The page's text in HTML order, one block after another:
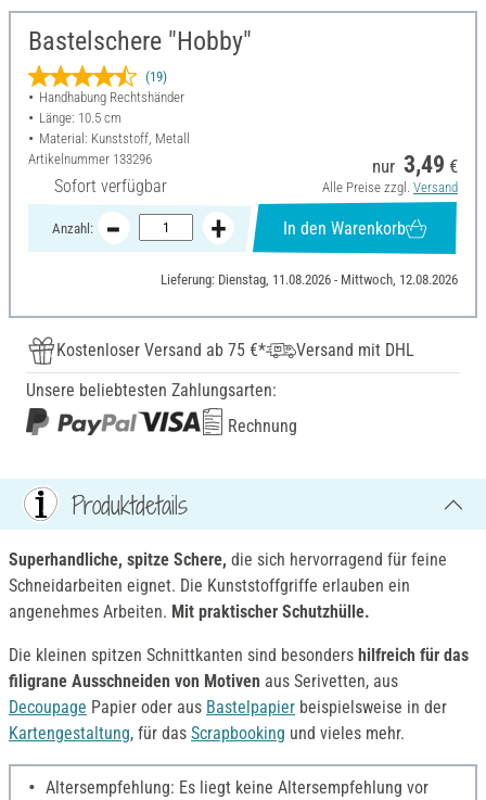
Bastelschere "Hobby"
(19)
Handhabung Rechtshänder
Länge: 10.5 cm
Material: Kunststoff, Metall
Artikelnummer 133296
Sofort verfügbar
nur 3,49 €
Alle Preise zzgl. Versand
Anzahl: In den Warenkorb
Lieferung: Dienstag, 11.08.2026 - Mittwoch, 12.08.2026
Kostenloser Versand ab 75 €*
Versand mit DHL
Unsere beliebtesten Zahlungsarten:
Rechnung
Produktdetails
Superhandliche, spitze Schere, die sich hervorragend für feine
Schneidarbeiten eignet. Die Kunststoffgriffe erlauben ein
angenehmes Arbeiten. Mit praktischer Schutzhülle.
Die kleinen spitzen Schnittkanten sind besonders hilfreich für das
filigrane Ausschneiden von Motiven aus Serivetten, aus
Decoupage Papier oder aus Bastelpapier beispielsweise in der
Kartengestaltung, für das Scrapbooking und vieles mehr.
Altersempfehlung: Es liegt keine Altersempfehlung vor